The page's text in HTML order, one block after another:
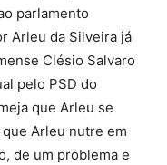
parlamento
Arleu da Silveira já
Clésio Salvaro
pelo PSD do
que Arleu se
Arleu nutre em
de um problema e